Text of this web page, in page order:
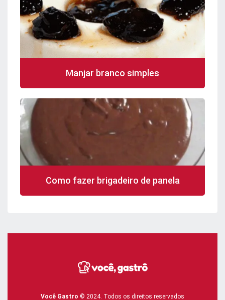
Manjar branco simples
Como fazer brigadeiro de panela
Você Gastro © 2024. Todos os direitos reservados